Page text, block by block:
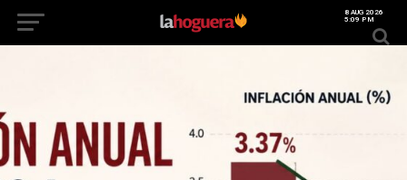
8 AUG 2026
5:09 PM